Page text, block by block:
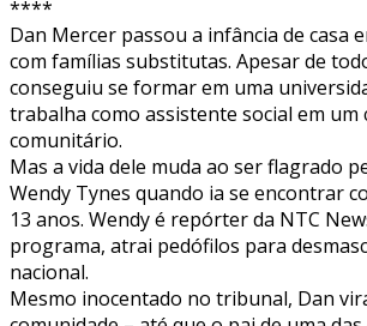
****
Dan Mercer passou a infância de casa
com famílias substitutas. Apesar de
conseguiu se formar em uma
trabalha como assistente social em um
comunitário.
Mas a vida dele muda ao ser flagrado
Wendy Tynes quando ia se encontrar
13 anos. Wendy é repórter da NTC
programa, atrai pedófilos para
nacional.
Mesmo inocentado no tribunal, Dan